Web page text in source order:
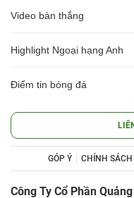
Video bàn thắng
Highlight Ngoại hạng Anh
Điểm tin bóng đá
GÓP Ý CHÍNH
Công Ty Cổ Phần